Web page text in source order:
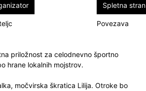
Spletna stran
Povezava
priložnost za celodnevno športno
hrane lokalnih mojstrov.
močvirska škratica Lilija. Otroke bo